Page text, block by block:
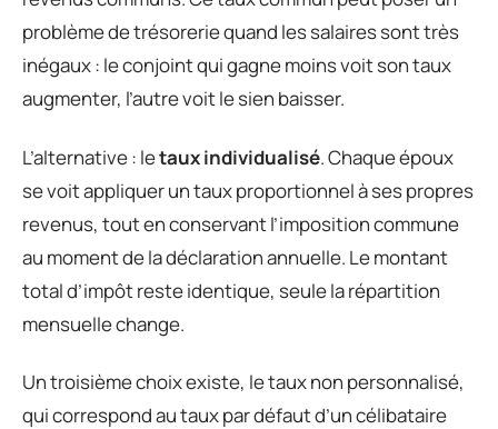
problème de trésorerie quand les salaires sont très
inégaux : le conjoint qui gagne moins voit son taux
augmenter, l’autre voit le sien baisser.
L’alternative : letaux individualisé. Chaque époux
se voit appliquer un taux proportionnel à ses propres
revenus, tout en conservant l’imposition commune
au moment de la déclaration annuelle. Le montant
total d’impôt reste identique, seule la répartition
mensuelle change.
Un troisième choix existe, le taux non personnalisé,
qui correspond au taux par défaut d’un célibataire